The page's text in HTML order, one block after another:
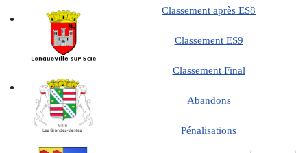
Classement après ES8
Classement ES9
Classement Final
Abandons
Pénalisations